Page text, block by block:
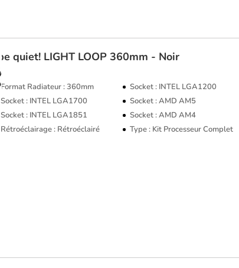
be quiet! LIGHT LOOP 360mm - Noir
Format Radiateur : 360mm
Socket : INTEL LGA1200
Socket : INTEL LGA1700
Socket : AMD AM5
Socket : INTEL LGA1851
Socket : AMD AM4
Rétroéclairage : Rétroéclairé
Type : Kit Processeur Complet